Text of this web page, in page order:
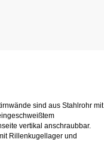
sind aus Stahlrohr mit
vertikal anschraubbar.
Rillenkugellager und